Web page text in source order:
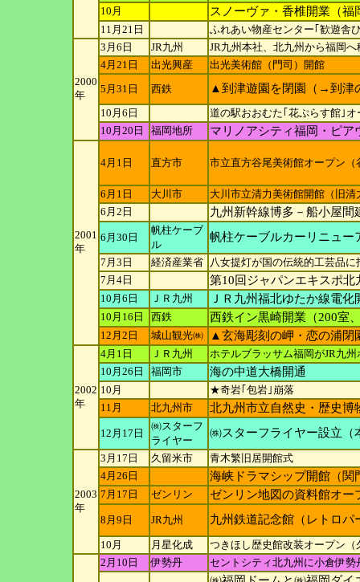
10月
スノーヴァ・香椎開業（福
11月21日 ふれあい物産センター｢歓遊舎
2000
年
3月6日 JR九州
JR九州本社、北九州から福岡へ
4月21日
出光興産
出光美術館（門司）開館
5月31日
西鉄 ▲到津遊園を閉園（→到津
10月6日
道の駅おおむた｢花ぷらす館｣オ
10月20日
福岡地所 マリノアシティ福岡・ピア
2001
年
4月1日 直方市 市立直方谷尾美術館オープン
6月1日 大川市
大川市立清力美術館開館（旧清
6月2日
九州新幹線博多－船小屋間
6月30日
帆柱ケーブ
ル
帆柱ケーブルカーリニュー
7月3日 経済産業省 八女提灯が国の伝統的工芸品に
7月4日
第10回ジャパンエキスポ
10月6日 ＪＲ九州 ＪＲ九州福北ゆたか線電化
10月16日 西鉄 西鉄イン黒崎開業（200室
12月2日 城山観光㈱ ▲玄海彫刻の岬・恋の浦閉
2002
年
4月1日 ＪＲ九州
ホテルブラッサム福岡がJR九
10月26日
福岡市 海の中道大橋開通
10月
★奇岩｢包岩｣崩落
11月
北九州市 北九州市立自然史・歴史博
12月17日
㈱スターフ
ライヤー
㈱スターフライヤー設立（
2003
年
3月17日 久留米市
青木繁旧居開館式
4月26日
海峡ドラマシップ開館（関
7月17日 ゼンリン ゼンリン地図の資料館オー
8月9日 JR九州 九州鉄道記念館（レトロパ
10月 月星化成
つきほし歴史館改装オープン（
2月10日
伊勢丹 セントシティ北九州に小倉伊